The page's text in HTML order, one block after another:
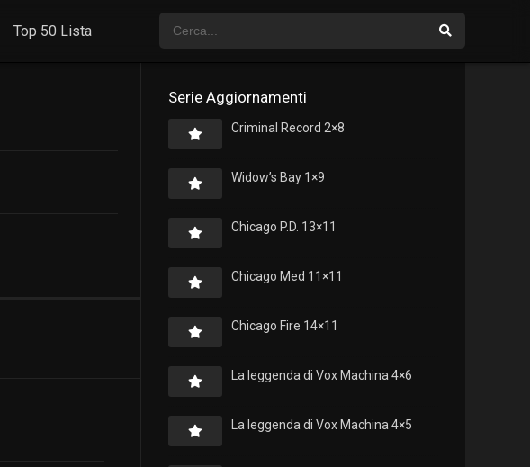
Top 50 Lista
Serie Aggiornamenti
Criminal Record 2×8
Widow’s Bay 1×9
Chicago P.D. 13×11
Chicago Med 11×11
Chicago Fire 14×11
La leggenda di Vox Machina 4×6
La leggenda di Vox Machina 4×5